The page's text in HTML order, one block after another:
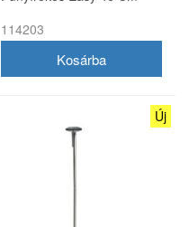
114203
Új